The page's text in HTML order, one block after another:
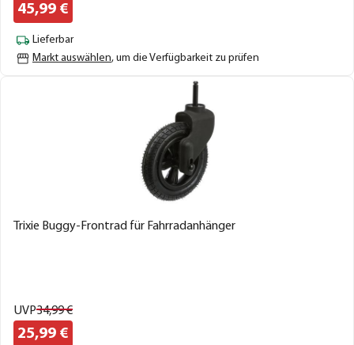
45,99 €
Lieferbar
Markt auswählen, um die Verfügbarkeit zu prüfen
Trixie Buggy-Frontrad für Fahrradanhänger
UVP34,99€
25,99 €